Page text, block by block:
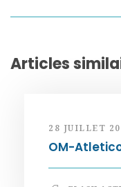
Articles
28 JUILLET
OM-